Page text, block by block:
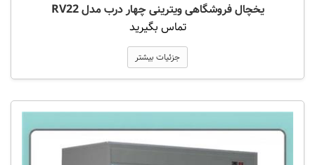
یخچال فروشگاهی ویترینی چهار درب مدل RV22
تماس بگیرید
جزئیات بیشتر